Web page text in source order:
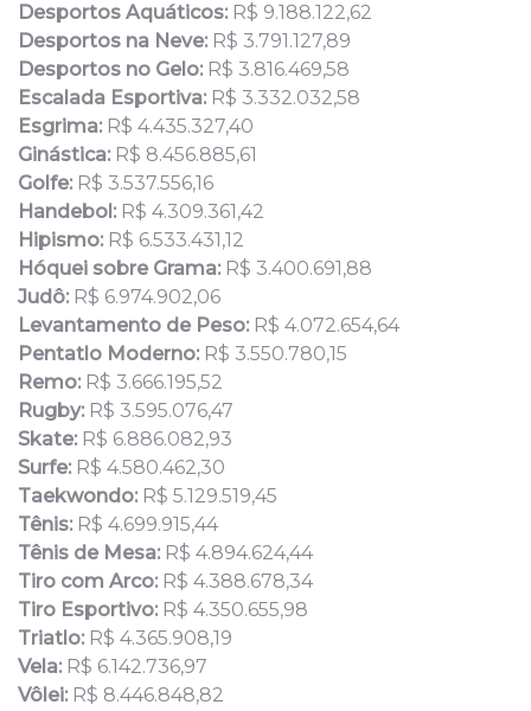
Desportos Aquáticos: R$ 9.188.122,62
Desportos na Neve: R$ 3.791.127,89
Desportos no Gelo: R$ 3.816.469,58
Escalada Esportiva: R$ 3.332.032,58
Esgrima: R$ 4.435.327,40
Ginástica: R$ 8.456.885,61
Golfe: R$ 3.537.556,16
Handebol: R$ 4.309.361,42
Hipismo: R$ 6.533.431,12
Hóquei sobre Grama: R$ 3.400.691,88
Judô: R$ 6.974.902,06
Levantamento de Peso: R$ 4.072.654,64
Pentatlo Moderno: R$ 3.550.780,15
Remo: R$ 3.666.195,52
Rugby: R$ 3.595.076,47
Skate: R$ 6.886.082,93
Surfe: R$ 4.580.462,30
Taekwondo: R$ 5.129.519,45
Tênis: R$ 4.699.915,44
Tênis de Mesa: R$ 4.894.624,44
Tiro com Arco: R$ 4.388.678,34
Tiro Esportivo: R$ 4.350.655,98
Triatlo: R$ 4.365.908,19
Vela: R$ 6.142.736,97
Vôlei: R$ 8.446.848,82